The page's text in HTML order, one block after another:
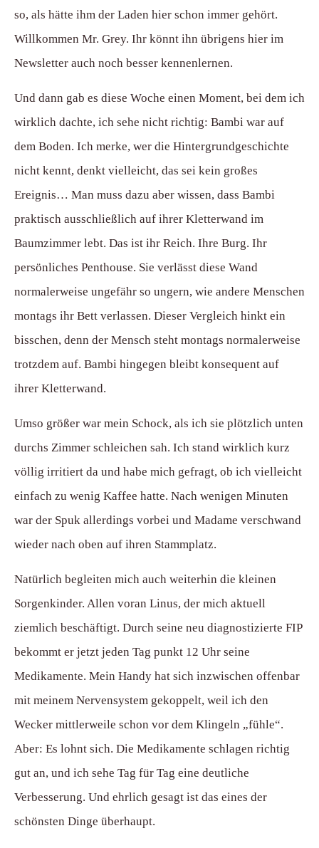
so, als hätte ihm der Laden hier schon immer gehört.
Willkommen Mr. Grey. Ihr könnt ihn übrigens hier im
Newsletter auch noch besser kennenlernen.
Und dann gab es diese Woche einen Moment, bei dem ich
wirklich dachte, ich sehe nicht richtig: Bambi war auf
dem Boden. Ich merke, wer die Hintergrundgeschichte
nicht kennt, denkt vielleicht, das sei kein großes
Ereignis… Man muss dazu aber wissen, dass Bambi
praktisch ausschließlich auf ihrer Kletterwand im
Baumzimmer lebt. Das ist ihr Reich. Ihre Burg. Ihr
persönliches Penthouse. Sie verlässt diese Wand
normalerweise ungefähr so ungern, wie andere Menschen
montags ihr Bett verlassen. Dieser Vergleich hinkt ein
bisschen, denn der Mensch steht montags normalerweise
trotzdem auf. Bambi hingegen bleibt konsequent auf
ihrer Kletterwand.
Umso größer war mein Schock, als ich sie plötzlich unten
durchs Zimmer schleichen sah. Ich stand wirklich kurz
völlig irritiert da und habe mich gefragt, ob ich vielleicht
einfach zu wenig Kaffee hatte. Nach wenigen Minuten
war der Spuk allerdings vorbei und Madame verschwand
wieder nach oben auf ihren Stammplatz.
Natürlich begleiten mich auch weiterhin die kleinen
Sorgenkinder. Allen voran Linus, der mich aktuell
ziemlich beschäftigt. Durch seine neu diagnostizierte FIP
bekommt er jetzt jeden Tag punkt 12 Uhr seine
Medikamente. Mein Handy hat sich inzwischen offenbar
mit meinem Nervensystem gekoppelt, weil ich den
Wecker mittlerweile schon vor dem Klingeln „fühle“.
Aber: Es lohnt sich. Die Medikamente schlagen richtig
gut an, und ich sehe Tag für Tag eine deutliche
Verbesserung. Und ehrlich gesagt ist das eines der
schönsten Dinge überhaupt.